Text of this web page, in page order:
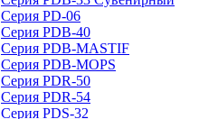
Серия PD-06
Серия PDB-40
Серия PDB-MASTIF
Серия PDB-MOPS
Серия PDR-50
Серия PDR-54
Серия PDS-32